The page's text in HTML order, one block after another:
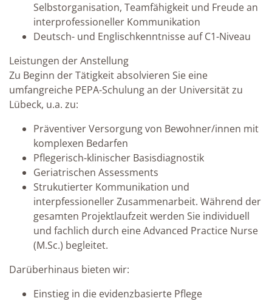
Selbstorganisation, Teamfähigkeit und Freude an
interprofessioneller Kommunikation
Deutsch- und Englischkenntnisse auf C1-Niveau
Leistungen der Anstellung
Zu Beginn der Tätigkeit absolvieren Sie eine
umfangreiche PEPA-Schulung an der Universität zu
Lübeck, u.a. zu:
Präventiver Versorgung von Bewohner/innen mit
komplexen Bedarfen
Pflegerisch-klinischer Basisdiagnostik
Geriatrischen Assessments
Strukutierter Kommunikation und
interpfessioneller Zusammenarbeit. Während der
gesamten Projektlaufzeit werden Sie individuell
und fachlich durch eine Advanced Practice Nurse
(M.Sc.) begleitet.
Darüberhinaus bieten wir:
Einstieg in die evidenzbasierte Pflege